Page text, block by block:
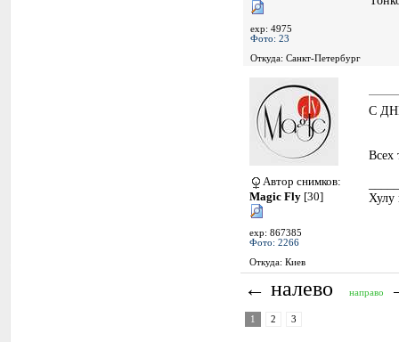
exp: 4975
Фото: 23
Откуда: Санкт-Петербург
Автор снимков:
Magic Fly [30]
exp: 867385
Фото: 2266
Откуда: Киев
C
Всех
Хулу
← налево направо
1 2 3